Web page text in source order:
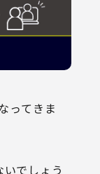
ってきま
でしょう